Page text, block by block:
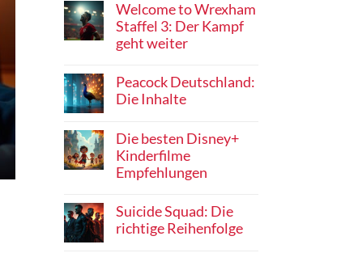
Welcome to Wrexham
Staffel 3: Der Kampf
geht weiter
Peacock Deutschland:
Die Inhalte
Die besten Disney+
Kinderfilme
Empfehlungen
Suicide Squad: Die
richtige Reihenfolge